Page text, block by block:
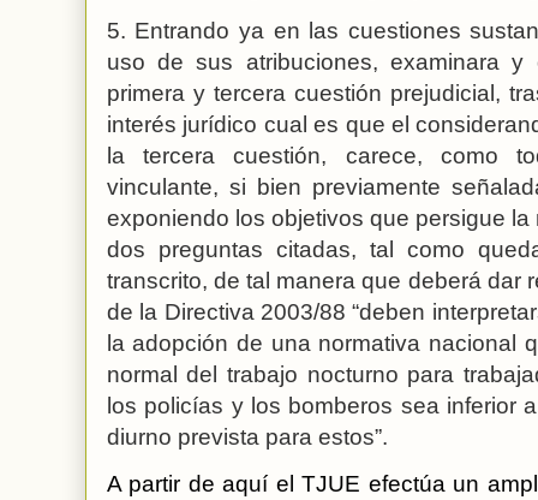
5. Entrando ya en las cuestiones
uso de sus atribuciones, examinara
primera y tercera cuestión prejudicial,
interés jurídico cual es que el
la tercera cuestión, carece, como
vinculante, si bien previamente
exponiendo los objetivos que persigue
dos preguntas citadas, tal como
transcrito, de tal manera que deberá dar
de la Directiva 2003/88 “deben
la adopción de una normativa nacional
normal del trabajo nocturno para
los policías y los bomberos sea inferior
diurno prevista para estos”.
A partir de aquí el TJUE efectúa un